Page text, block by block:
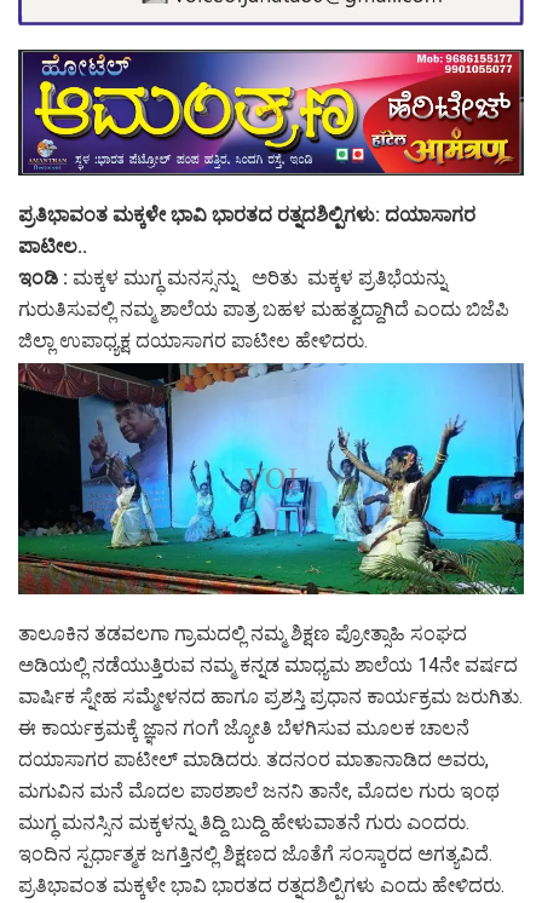
ಪ್ರತಿಭಾವಂತ ಮಕ್ಕಳೇ ಭಾವಿ ಭಾರತದ ರತ್ನದಶಿಲ್ಪಿಗಳು‌: ದಯಾಸಾಗರ
ಪಾಟೀಲ..
ಇಂಡಿ : ಮಕ್ಕಳ ಮುಗ್ಧ ಮನಸ್ಸನ್ನು ಅರಿತು ಮಕ್ಕಳ ಪ್ರತಿಭೆಯನ್ನು
ಗುರುತಿಸುವಲ್ಲಿ ನಮ್ಮ ಶಾಲೆಯ ಪಾತ್ರ ಬಹಳ ಮಹತ್ವದ್ದಾಗಿದೆ ಎಂದು ಬಿಜೆಪಿ
ಜಿಲ್ಲಾ ಉಪಾಧ್ಯಕ್ಷ ದಯಾಸಾಗರ ಪಾಟೀಲ ಹೇಳಿದರು.
ತಾಲೂಕಿನ ತಡವಲಗಾ ಗ್ರಾಮದಲ್ಲಿ ನಮ್ಮ ಶಿಕ್ಷಣ ಪ್ರೋತ್ಸಾಹಿ ಸಂಘದ
ಅಡಿಯಲ್ಲಿ ನಡೆಯುತ್ತಿರುವ ನಮ್ಮ ಕನ್ನಡ ಮಾಧ್ಯಮ ಶಾಲೆಯ 14ನೇ ವರ್ಷದ
ವಾರ್ಷಿಕ ಸ್ನೇಹ ಸಮ್ಮೇಳನದ ಹಾಗೂ ಪ್ರಶಸ್ತಿ ಪ್ರಧಾನ ಕಾರ್ಯಕ್ರಮ ಜರುಗಿತು.
ಈ ಕಾರ್ಯಕ್ರಮಕ್ಕೆ ಜ್ಞಾನ ಗಂಗೆ ಜ್ಯೋತಿ ಬೆಳಗಿಸುವ ಮೂಲಕ ಚಾಲನೆ
ದಯಾಸಾಗರ ಪಾಟೀಲ್ ಮಾಡಿದರು. ‌ತದನಂರ ಮಾತಾನಾಡಿದ ಅವರು,
ಮಗುವಿನ ಮನೆ ಮೊದಲ ಪಾಠಶಾಲೆ ಜನನಿ ತಾನೇ, ಮೊದಲ ಗುರು ಇಂಥ
ಮುಗ್ಧ ಮನಸ್ಸಿನ ಮಕ್ಕಳನ್ನು ತಿದ್ದಿ ಬುದ್ದಿ ಹೇಳುವಾತನೆ ಗುರು ಎಂದರು.
‌ಇಂದಿನ‌ ಸ್ಪರ್ಧಾತ್ಮಕ ಜಗತ್ತಿನಲ್ಲಿ ಶಿಕ್ಷಣದ ಜೊತೆಗೆ ಸಂಸ್ಕಾರದ ಅಗತ್ಯವಿದೆ.
ಪ್ರತಿಭಾವಂತ ಮಕ್ಕಳೇ ಭಾವಿ ಭಾರತದ ರತ್ನದಶಿಲ್ಪಿಗಳು ಎಂದು ಹೇಳಿದರು.